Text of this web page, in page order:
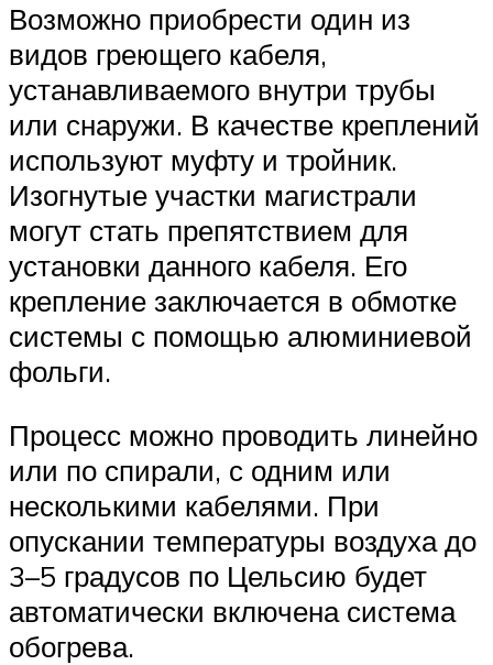
Возможно приобрести один из
видов греющего кабеля,
устанавливаемого внутри трубы
или снаружи. В качестве креплений
используют муфту и тройник.
Изогнутые участки магистрали
могут стать препятствием для
установки данного кабеля. Его
крепление заключается в обмотке
системы с помощью алюминиевой
фольги.
Процесс можно проводить линейно
или по спирали, с одним или
несколькими кабелями. При
опускании температуры воздуха до
3–5 градусов по Цельсию будет
автоматически включена система
обогрева.